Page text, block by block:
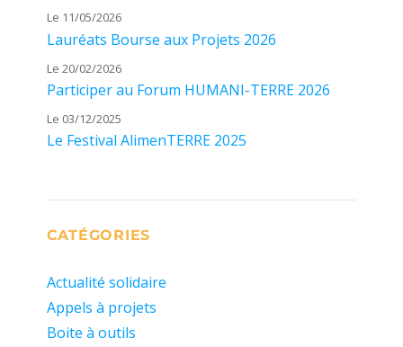
Le 11/05/2026
Lauréats Bourse aux Projets 2026
Le 20/02/2026
Participer au Forum HUMANI-TERRE 2026
Le 03/12/2025
Le Festival AlimenTERRE 2025
CATÉGORIES
Actualité solidaire
Appels à projets
Boite à outils